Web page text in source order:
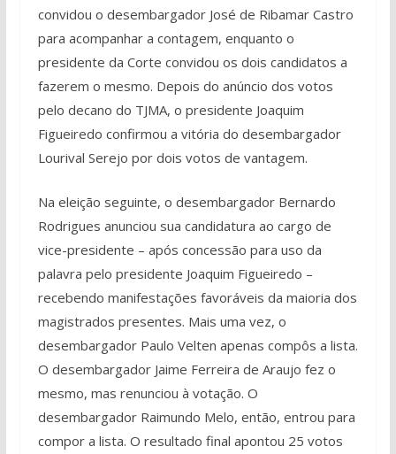
convidou o desembargador José de Ribamar Castro
para acompanhar a contagem, enquanto o
presidente da Corte convidou os dois candidatos a
fazerem o mesmo. Depois do anúncio dos votos
pelo decano do TJMA, o presidente Joaquim
Figueiredo confirmou a vitória do desembargador
Lourival Serejo por dois votos de vantagem.
Na eleição seguinte, o desembargador Bernardo
Rodrigues anunciou sua candidatura ao cargo de
vice-presidente – após concessão para uso da
palavra pelo presidente Joaquim Figueiredo –
recebendo manifestações favoráveis da maioria dos
magistrados presentes. Mais uma vez, o
desembargador Paulo Velten apenas compôs a lista.
O desembargador Jaime Ferreira de Araujo fez o
mesmo, mas renunciou à votação. O
desembargador Raimundo Melo, então, entrou para
compor a lista. O resultado final apontou 25 votos